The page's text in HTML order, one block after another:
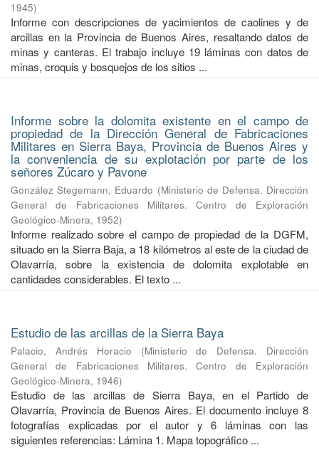
1945)
Informe con descripciones de yacimientos de caolines y de
arcillas en la Provincia de Buenos Aires, resaltando datos de
minas y canteras. El trabajo incluye 19 láminas con datos de
minas, croquis y bosquejos de los sitios ...
Informe sobre la dolomita existente en el campo de
propiedad de la Dirección General de Fabricaciones
Militares en Sierra Baya, Provincia de Buenos Aires y
la conveniencia de su explotación por parte de los
señores Zúcaro y Pavone
González Stegemann, Eduardo (Ministerio de Defensa. Dirección
General de Fabricaciones Militares. Centro de Exploración
Geológico-Minera, 1952)
Informe realizado sobre el campo de propiedad de la DGFM,
situado en la Sierra Baja, a 18 kilómetros al este de la ciudad de
Olavarría, sobre la existencia de dolomita explotable en
cantidades considerables. El texto ...
Estudio de las arcillas de la Sierra Baya
Palacio, Andrés Horacio (Ministerio de Defensa. Dirección
General de Fabricaciones Militares. Centro de Exploración
Geológico-Minera, 1946)
Estudio de las arcillas de Sierra Baya, en el Partido de
Olavarría, Provincia de Buenos Aires. El documento incluye 8
fotografías explicadas por el autor y 6 láminas con las
siguientes referencias: Lámina 1. Mapa topográfico ...